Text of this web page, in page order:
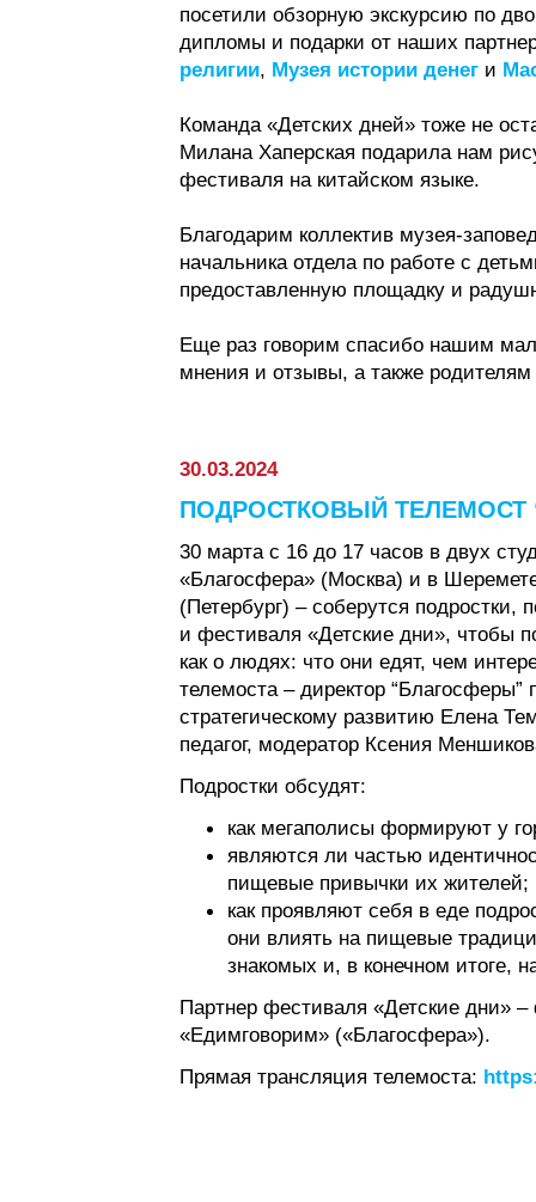
посетили обзорную экскурсию по
дипломы и подарки от наших
религии, Музея истории денег и
Команда «Детских дней» тоже не
Милана Хаперская подарила нам
фестиваля на китайском языке.
Благодарим коллектив музея-
начальника отдела по работе с
предоставленную площадку и
Еще раз говорим спасибо нашим
мнения и отзывы, а также
30.03.2024
ПОДРОСТКОВЫЙ ТЕЛЕМОСТ
30 марта с 16 до 17 часов в двух
«Благосфера» (Москва) и в
(Петербург) – соберутся подростки,
и фестиваля «Детские дни», чтобы
как о людях: что они едят, чем
телемоста – директор
стратегическому развитию Елена
педагог, модератор Ксения
Подростки обсудят:
как мегаполисы формируют у
являются ли частью
пищевые привычки их жителей;
как проявляют себя в еде
они влиять на пищевые
знакомых и, в конечном итоге,
Партнер фестиваля «Детские дни»
«Едимговорим» («Благосфера»).
Прямая трансляция телемоста: